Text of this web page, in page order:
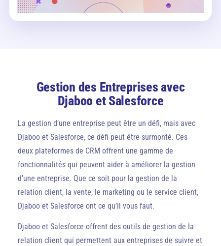
Gestion des Entreprises avec
Djaboo et Salesforce
La gestion d’une entreprise peut être un défi, mais avec
Djaboo et Salesforce, ce défi peut être surmonté. Ces
deux plateformes de CRM offrent une gamme de
fonctionnalités qui peuvent aider à améliorer la gestion
d’une entreprise. Que ce soit pour la gestion de la
relation client, la vente, le marketing ou le service client,
Djaboo et Salesforce ont ce qu’il vous faut.
Djaboo et Salesforce offrent des outils de gestion de la
relation client qui permettent aux entreprises de suivre et